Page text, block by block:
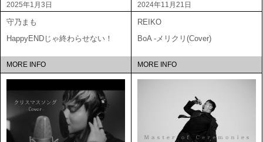
2025年1月3日
守乃まも
HappyENDじゃ終わらせない！
MORE INFO
2024年11月21日
REIKO
BoA -メリクリ(Cover)
MORE INFO